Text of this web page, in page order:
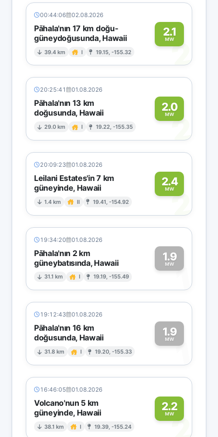
00:44:06 02.08.2026
Pāhala'nın 17 km doğu-
güneydoğusunda, Hawaii
39.4 km I 19.15, -155.32
2.1
MW2
20:25:41 01.08.2026
Pāhala'nın 13 km
doğusunda, Hawaii
29.0 km I 19.22, -155.35
2.0
MW2
20:09:23 01.08.2026
Leilani Estates'in 7 km
güneyinde, Hawaii
1.4 km II 19.41, -154.92
2.4
MW2
19:34:20 01.08.2026
Pāhala'nın 2 km
güneybatısında, Hawaii
31.1 km I 19.19, -155.49
1.9
MW1
19:12:43 01.08.2026
Pāhala'nın 16 km
doğusunda, Hawaii
31.8 km I 19.20, -155.33
1.9
MW1
16:46:05 01.08.2026
Volcano'nun 5 km
güneyinde, Hawaii
38.1 km I 19.39, -155.24
2.2
MW